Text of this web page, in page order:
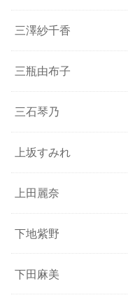
三澤紗千香
三瓶由布子
三石琴乃
上坂すみれ
上田麗奈
下地紫野
下田麻美